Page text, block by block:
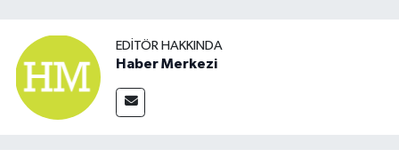
EDITÖR HAKKINDA
Haber Merkezi